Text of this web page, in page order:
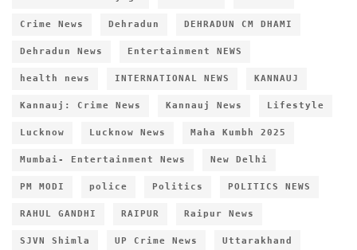
Crime News Dehradun DEHRADUN CM DHAMI
Dehradun News Entertainment NEWS
health news INTERNATIONAL NEWS KANNAUJ
Kannauj: Crime News Kannauj News Lifestyle
Lucknow Lucknow News Maha Kumbh 2025
Mumbai- Entertainment News New Delhi
PM MODI police Politics POLITICS NEWS
RAHUL GANDHI RAIPUR Raipur News
SJVN Shimla UP Crime News Uttarakhand